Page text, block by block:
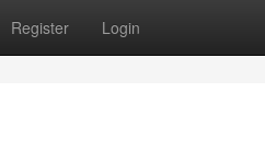
Register Login